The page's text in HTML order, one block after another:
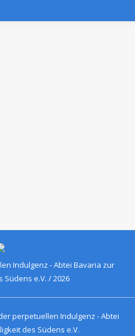
Indulgenz - Abtei Bavaria zur
Südens e.V. / 2026
perpetuellen Indulgenz - Abtei
des Südens e.V.